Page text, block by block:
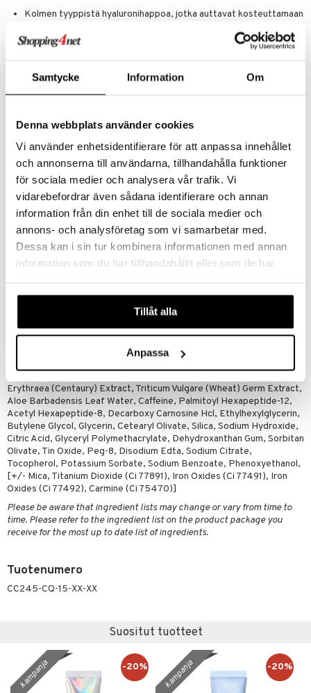
Samtycke Information Om
Denna webbplats använder cookies
Vi använder enhetsidentifierare för att anpassa innehållet
och annonserna till användarna, tillhandahålla funktioner
för sociala medier och analysera vår trafik. Vi
vidarebefordrar även sådana identifierare och annan
information från din enhet till de sociala medier och
annons- och analysföretag som vi samarbetar med.
Dessa kan i sin tur kombinera informationen med annan
information som du har tillhandahållit eller som de har
våra cookies vid fortsatt användande av vår webbplats.
Tillåt alla
Anpassa
Kolmen tyyppistä hyaluronihappoa, jotka auttavat kosteuttamaan
Tuotetietoa:
- Allergiatestattu.
- Silikoniton
- Ei aiheuta aknea
- Dermatologisesti testattu
- Silmälääkärin testaama
- Sopii piilolinssien käyttäjille
*Kliininen testi 33 naisen keskuudessa 8 viikon tuotekäytön jälkeen.
Käyttö
Levitä koko kasvoille ennen meikkivoidetta tai käytä sellaisenaan.
Anna kuivua minuutin ajan ennen meikkivoiteen levittämistä.
Voidaan myös käyttä highlighterin tapaan, levitä meikkivoiteen
Ainesosat
Water\Aqua\Eau, Propanediol, Betaine, Algae Extract, Ammonium
Acryloyldimethyltaurate/Vp Copolymer, Ascorbyl Glucoside, Acetyl
Glucosamine, Trehalose, Tocopheryl Acetate, Squalane, Sodium
Hyaluronate, Hordeum Distichon (Barley) Extract\Extrait D'Orge À
Erythraea (Centaury) Extract, Triticum Vulgare (Wheat) Germ Extract,
Aloe Barbadensis Leaf Water, Caffeine, Palmitoyl Hexapeptide-12,
Acetyl Hexapeptide-8, Decarboxy Carnosine Hcl, Ethylhexylglycerin,
Butylene Glycol, Glycerin, Cetearyl Olivate, Silica, Sodium Hydroxide,
Citric Acid, Glyceryl Polymethacrylate, Dehydroxanthan Gum, Sorbitan
Olivate, Tin Oxide, Peg-8, Disodium Edta, Sodium Citrate,
Tocopherol, Potassium Sorbate, Sodium Benzoate, Phenoxyethanol,
[+/- Mica, Titanium Dioxide (Ci 77891), Iron Oxides (Ci 77491), Iron
Oxides (Ci 77492), Carmine (Ci 75470)]
Please be aware that ingredient lists may change or vary from time to
time. Please refer to the ingredient list on the product package you
receive for the most up to date list of ingredients.
Tuotenumero
CC245-CQ-15-XX-XX
Suositut tuotteet
kampanja -20% kampanja -20%